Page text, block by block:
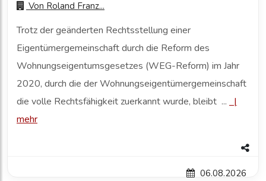
Von Roland Franz...
Trotz der geänderten Rechtsstellung einer
Eigentümergemeinschaft durch die Reform des
Wohnungseigentumsgesetzes (WEG-Reform) im Jahr
2020, durch die der Wohnungseigentümergemeinschaft
die volle Rechtsfähigkeit zuerkannt wurde, bleibt ...
|
mehr
06.08.2026